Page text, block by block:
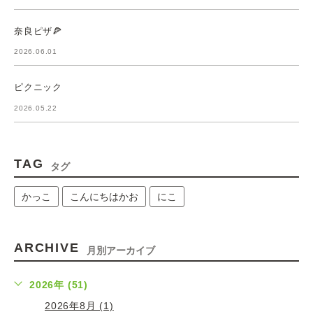
奈良ピザ🍕
2026.06.01
ピクニック
2026.05.22
TAG タグ
かっこ こんにちはかお にこ
ARCHIVE 月別アーカイブ
2026年 (51)
2026年8月 (1)